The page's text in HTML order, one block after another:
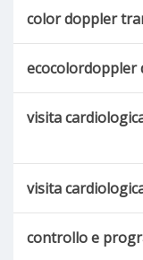
color doppler
ecocolordoppler
visita
visita
controllo e